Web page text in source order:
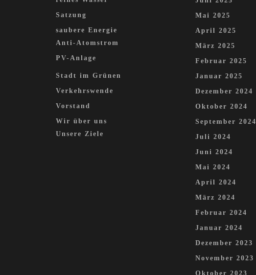
Satzung
saubere Energie
Anti-Atomstrom
PV-Anlage
Stadt im Grünen
Verkehrswende
Vorstand
Wir über uns
Unsere Ziele
Mai 2025
April 2025
März 2025
Februar 2025
Januar 2025
Dezember 2024
Oktober 2024
September 2024
Juli 2024
Juni 2024
Mai 2024
April 2024
März 2024
Februar 2024
Januar 2024
Dezember 2023
November 2023
Oktober 2023